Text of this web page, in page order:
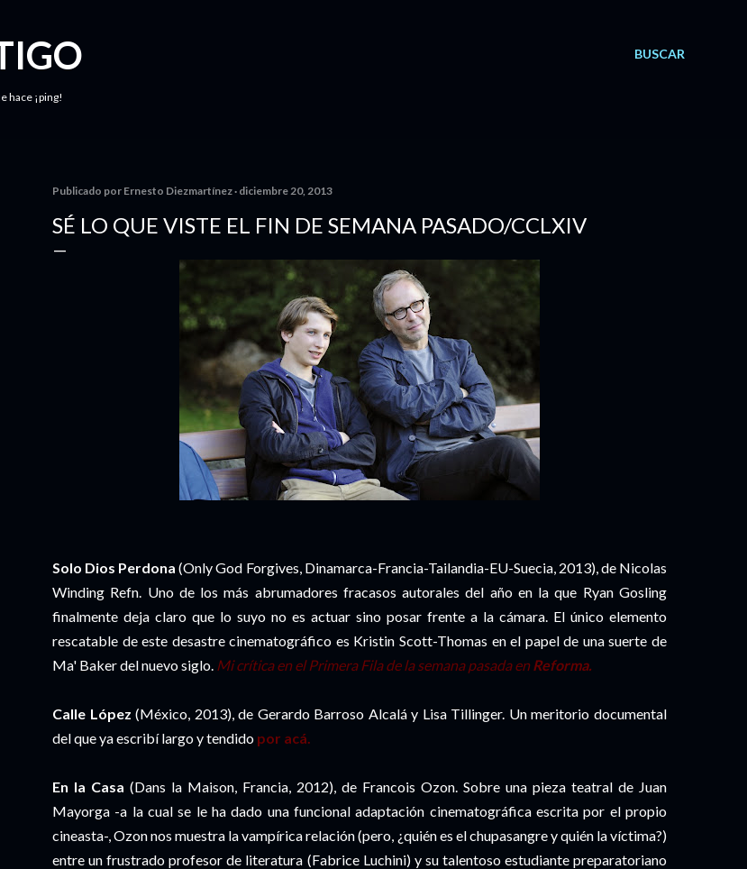
BUSCAR
hace ¡ping!
Publicado por Ernesto Diezmartínez diciembre 20, 2013
SÉ LO QUE VISTE EL FIN DE SEMANA PASADO/CCLXIV
Solo Dios Perdona (Only God Forgives, Dinamarca-Francia-Tailandia-EU-Suecia, 2013), de Nicolas
Winding Refn. Uno de los más abrumadores fracasos autorales del año en la que Ryan Gosling
finalmente deja claro que lo suyo no es actuar sino posar frente a la cámara. El único elemento
rescatable de este desastre cinematográfico es Kristin Scott-Thomas en el papel de una suerte de
Ma' Baker del nuevo siglo. Mi crítica en el Primera Fila de la semana pasada enReforma.
Calle López (México, 2013), de Gerardo Barroso Alcalá y Lisa Tillinger. Un meritorio documental
del que ya escribí largo y tendido por acá.
En la Casa (Dans la Maison, Francia, 2012), de Francois Ozon. Sobre una pieza teatral de Juan
Mayorga -a la cual se le ha dado una funcional adaptación cinematográfica escrita por el propio
cineasta-, Ozon nos muestra la vampírica relación (pero, ¿quién es el chupasangre y quién la víctima?)
entre un frustrado profesor de literatura (Fabrice Luchini) y su talentoso estudiante preparatoriano